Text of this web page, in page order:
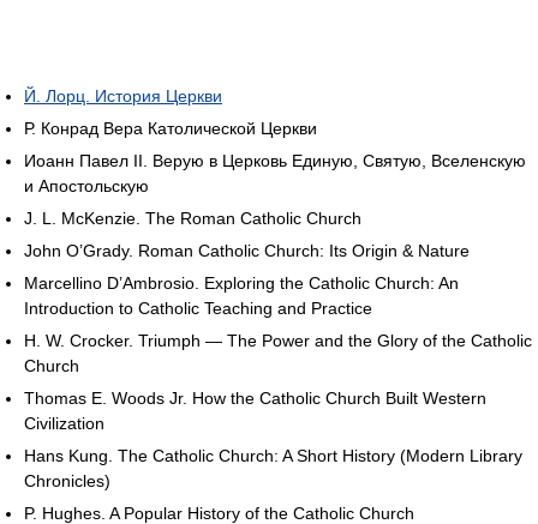
Й. Лорц. История Церкви
Р. Конрад Вера Католической Церкви
Иоанн Павел II. Верую в Церковь Единую, Святую, Вселенскую
и Апостольскую
J. L. McKenzie. The Roman Catholic Church
John O’Grady. Roman Catholic Church: Its Origin & Nature
Marcellino D’Ambrosio. Exploring the Catholic Church: An
Introduction to Catholic Teaching and Practice
H. W. Crocker. Triumph — The Power and the Glory of the Catholic
Church
Thomas E. Woods Jr. How the Catholic Church Built Western
Civilization
Hans Kung. The Catholic Church: A Short History (Modern Library
Chronicles)
P. Hughes. A Popular History of the Catholic Church